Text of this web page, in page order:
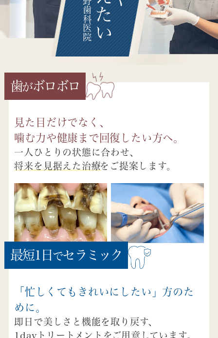
日野歯科医院
歯がボロボロ
見た目だけでなく、
噛む力や健康まで回復したい方へ。
一人ひとりの状態に合わせ、
将来を見据えた治療をご提案します。
最短1日 でセラミック
「忙しくてもきれいにしたい」方のた
めに。
即日で美しさと機能を取り戻す、
1dayトリートメントをご用意しています。